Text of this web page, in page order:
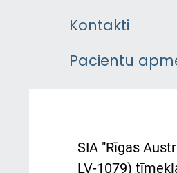
Kontakti
Pacientu
Pacienta
SIA "Rīgas
LV-1079)